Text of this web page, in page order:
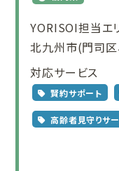
YORISOI担当エ
北九州市(門司区
対応サービス
賢約サポート
高齢者見守りサ